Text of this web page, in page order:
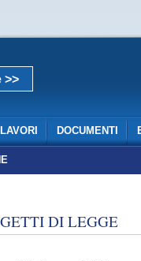
>>
LAVORI DOCUMENTI
DI LEGGE